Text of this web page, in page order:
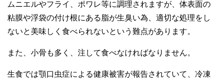
ムニエルやフライ、ポワレ等に調理されますが、体表面の
粘膜や浮袋の付け根にある脂が生臭い為、適切な処理をし
ないと美味しく食べられないという難点があります。
また、小骨も多く、注して食べなければなりません。
生食では顎口虫症による健康被害が報告されていて、冷凍